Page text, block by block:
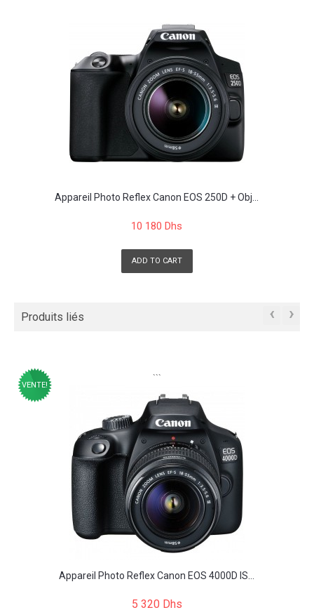
Appareil Photo Reflex Canon EOS 250D + Obj...
10 180 Dhs
ADD TO CART
Produits liés ‹ ›
```
VENTE!
Appareil Photo Reflex Canon EOS 4000D IS...
5 320 Dhs